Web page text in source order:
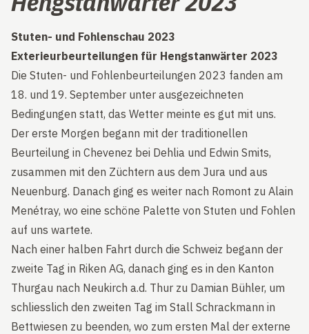
Stuten- und Fohlenschau 2023
Exterieurbeurteilungen für Hengstanwärter 2023
Die Stuten- und Fohlenbeurteilungen 2023 fanden am
18. und 19. September unter ausgezeichneten
Bedingungen statt, das Wetter meinte es gut mit uns.
Der erste Morgen begann mit der traditionellen
Beurteilung in Chevenez bei Dehlia und Edwin Smits,
zusammen mit den Züchtern aus dem Jura und aus
Neuenburg. Danach ging es weiter nach Romont zu Alain
Menétray, wo eine schöne Palette von Stuten und Fohlen
auf uns wartete.
Nach einer halben Fahrt durch die Schweiz begann der
zweite Tag in Riken AG, danach ging es in den Kanton
Thurgau nach Neukirch a.d. Thur zu Damian Bühler, um
schliesslich den zweiten Tag im Stall Schrackmann in
Bettwiesen zu beenden, wo zum ersten Mal der externe